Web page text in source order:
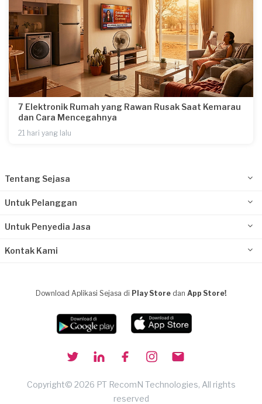
7 Elektronik Rumah yang Rawan Rusak Saat Kemarau
dan Cara Mencegahnya
21 hari yang lalu
Tentang Sejasa
Untuk Pelanggan
Untuk Penyedia Jasa
Kontak Kami
Download Aplikasi Sejasa di Play Store dan App Store!
Copyright© 2026 PT RecomN Technologies, All rights
reserved